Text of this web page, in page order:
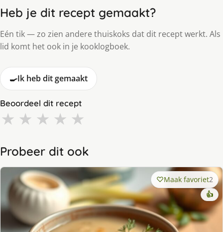
Heb je dit recept gemaakt?
Eén tik — zo zien andere thuiskoks dat dit recept werkt. Als
lid komt het ook in je kooklogboek.
🍳Ik heb dit gemaakt
Beoordeel dit recept
★ ★ ★ ★ ★
Probeer dit ook
Maak favoriet2
👍